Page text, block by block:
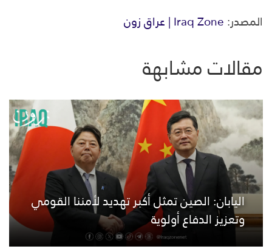
المصدر:Iraq Zone | عراق زون
مقالات مشابهة
اليابان: الصين تمثل أكبر تهديد لأمننا القومي
وتعزيز الدفاع أولوية